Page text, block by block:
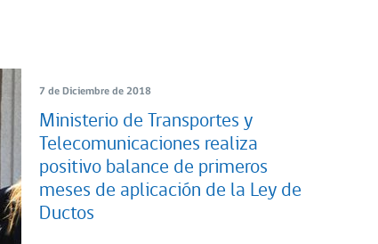
7 de Diciembre de 2018
Ministerio de Transportes y
Telecomunicaciones realiza
positivo balance de primeros
meses de aplicación de la Ley de
Ductos